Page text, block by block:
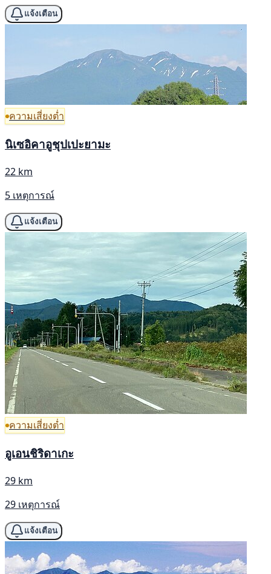
แจ้งเตือน
ความเสี่ยงต่ำ
นิเซอิคาอูชุปเปะยามะ
22 km
5 เหตุการณ์
แจ้งเตือน
ความเสี่ยงต่ำ
อูเอนชิริดาเกะ
29 km
29 เหตุการณ์
แจ้งเตือน